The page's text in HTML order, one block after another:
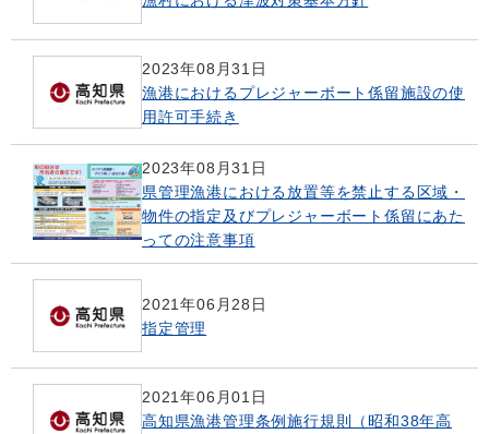
2023年08月31日
漁港におけるプレジャーボート係留施設の使
用許可手続き
2023年08月31日
県管理漁港における放置等を禁止する区域・
物件の指定及びプレジャーボート係留にあた
っての注意事項
2021年06月28日
指定管理
2021年06月01日
高知県漁港管理条例施行規則（昭和38年高